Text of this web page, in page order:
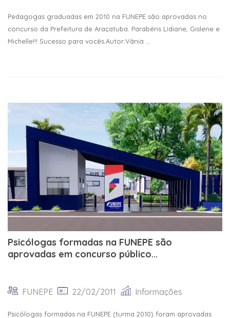
Pedagogas graduadas em 2010 na FUNEPE são aprovadas no
concurso da Prefeitura de Araçatuba. Parabéns Lidiane, Gislene e
Michelle!!! Sucesso para vocês.Autor:Vânia ...
Psicólogas formadas na FUNEPE são
aprovadas em concurso público...
FUNEPE 22/02/2011 Informações
Psicólogas formadas na FUNEPE (turma 2010) foram aprovadas